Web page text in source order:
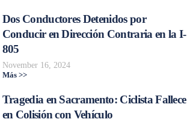
Dos Conductores Detenidos por
Conducir en Dirección Contraria en la I-
805
November 16, 2024
Más >>
Tragedia en Sacramento: Ciclista Fallece
en Colisión con Vehículo